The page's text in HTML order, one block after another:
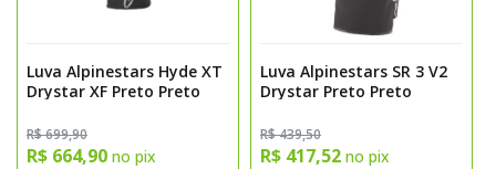
Modelagem feminina para melhor ajuste
anatomico
Construcao em couro premium com
reforcos em material textil
Membrana Drystar impermeavel e
Luva Alpinestars Hyde XT
Drystar XF Preto Preto
R$ 699,90
R$ 664,90 no pix
Luva Alpinestars SR 3 V2
Drystar Preto Preto
R$ 439,50
R$ 417,52 no pix